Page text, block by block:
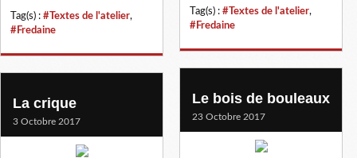
Tag(s) : #Textes de l'atelier,
#Fredaine
Tag(s) : #Textes de l'atelier,
#Fredaine
Le bois de bouleaux
23 Octobre 2017
La crique
3 Octobre 2017